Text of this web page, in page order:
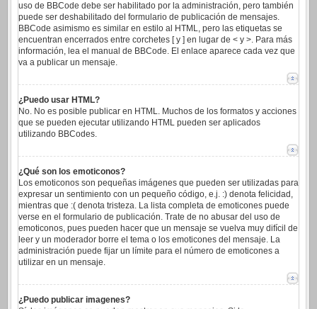
uso de BBCode debe ser habilitado por la administración, pero también
puede ser deshabilitado del formulario de publicación de mensajes.
BBCode asimismo es similar en estilo al HTML, pero las etiquetas se
encuentran encerrados entre corchetes [ y ] en lugar de < y >. Para más
información, lea el manual de BBCode. El enlace aparece cada vez que
va a publicar un mensaje.
¿Puedo usar HTML?
No. No es posible publicar en HTML. Muchos de los formatos y acciones
que se pueden ejecutar utilizando HTML pueden ser aplicados
utilizando BBCodes.
¿Qué son los emoticonos?
Los emoticonos son pequeñas imágenes que pueden ser utilizadas para
expresar un sentimiento con un pequeño código, e.j. :) denota felicidad,
mientras que :( denota tristeza. La lista completa de emoticones puede
verse en el formulario de publicación. Trate de no abusar del uso de
emoticonos, pues pueden hacer que un mensaje se vuelva muy difícil de
leer y un moderador borre el tema o los emoticones del mensaje. La
administración puede fijar un límite para el número de emoticones a
utilizar en un mensaje.
¿Puedo publicar imagenes?